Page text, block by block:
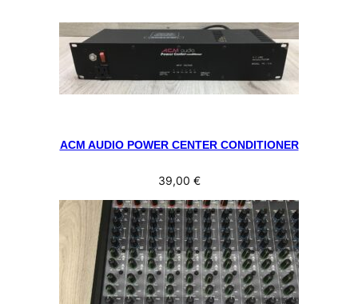
ACM AUDIO POWER CENTER CONDITIONER
39,00 €